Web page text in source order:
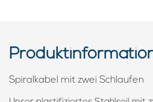
Spiralkabel mit zwei Schlaufen